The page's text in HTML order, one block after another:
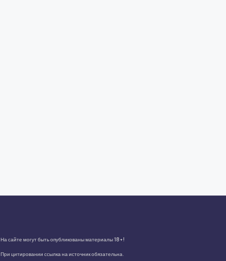
На сайте могут быть опубликованы материалы 18+!
При цитировании ссылка на источник обязательна.